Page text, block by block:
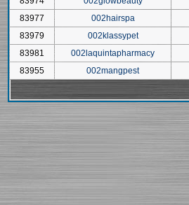
83977
002hairspa
83979
002klassypet
83981
002laquintapharmacy
83955
002mangpest